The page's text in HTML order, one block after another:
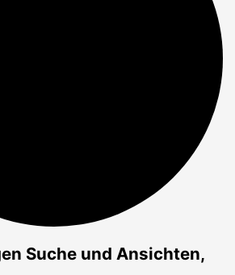
Suche und Ansichten,